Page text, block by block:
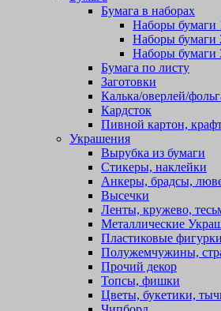
Бумага в наборах
Наборы бумаги
Наборы бумаги
Наборы бумаги
Бумага по листу
Заготовки
Калька/оверлей/
Кардсток
Пивной картон,
Украшения
Вырубка из бумаги
Стикеры, наклейки
Анкеры, брадсы,
Высечки
Ленты, кружево,
Металлические
Пластиковые фигурки
Полужемчужины,
Прочий декор
Топсы, фишки
Цветы, букетики,